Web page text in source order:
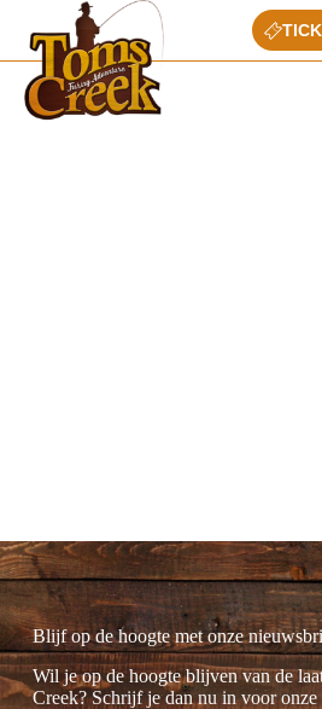
naar
inhoud
Blijf op de hoogte met onze
Wil je op de hoogte blijven van de
Creek? Schrijf je dan nu in voor